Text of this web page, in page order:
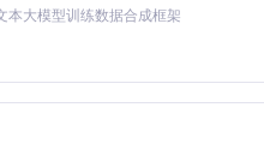
本大模型训练数据合成框架